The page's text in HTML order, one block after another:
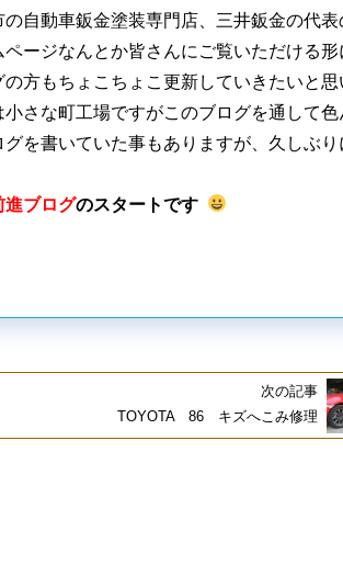
の自動車鈑金塗装専門店、三井鈑金の代表
ページなんとか皆さんにご覧いただける形
の方もちょこちょこ更新していきたいと
小さな町工場ですがこのブログを通して
グを書いていた事もありますが、久しぶり
進ブログのスタートです
次の記事
TOYOTA 86 キズへこみ修理